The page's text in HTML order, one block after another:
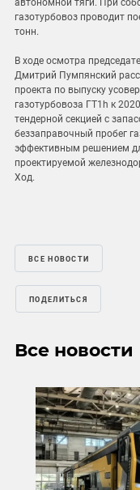
автономной тяги. При
газотурбовоз проводит
тонн.
В ходе осмотра
Дмитрий Пумпянский
проекта по выпуску
газотурбовоза ГТ1h к
тендерной секцией с
беззаправочный пробег
эффективным решением
проектируемой
Ход.
ВСЕ НОВОСТИ
ПОДЕЛИТЬСЯ
Все новости